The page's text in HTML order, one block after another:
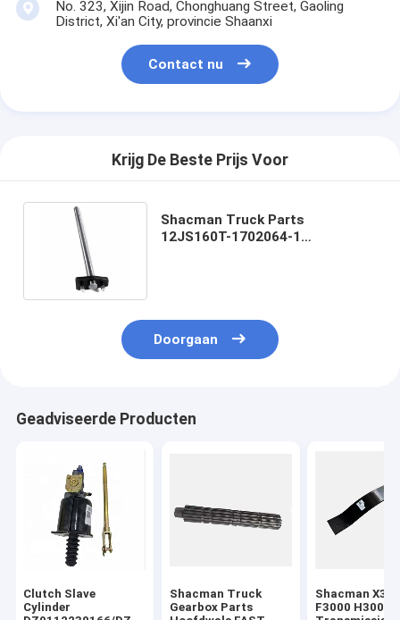
No. 323, Xijin Road, Chonghuang Street, Gaoling
District, Xi'an City, provincie Shaanxi
Contact nu
Krijg De Beste Prijs Voor
Shacman Truck Parts
12JS160T-1702064-1
Doorgaan
Geadviseerde Producten
Clutch Slave
Cylinder
Shacman Truck
Gearbox Parts
Shacman
F3000 H3000